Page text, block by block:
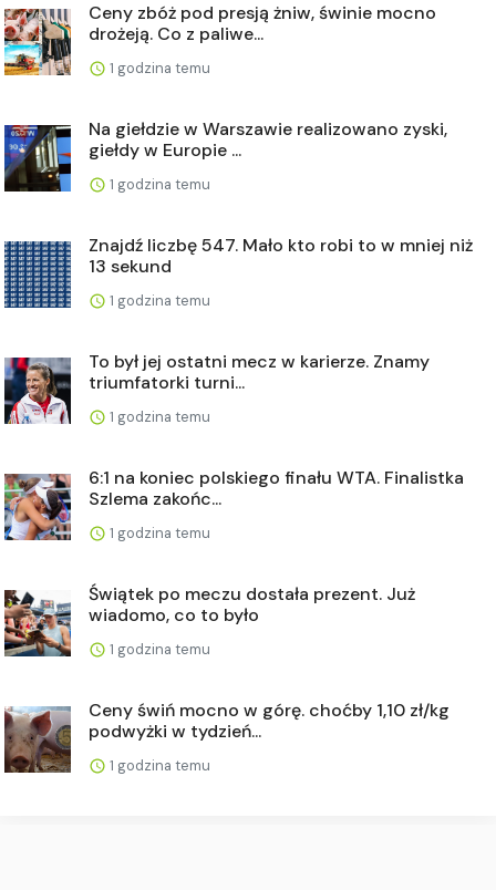
Ceny zbóż pod presją żniw, świnie mocno
drożeją. Co z paliwe...
1 godzina temu
Na giełdzie w Warszawie realizowano zyski,
giełdy w Europie ...
1 godzina temu
Znajdź liczbę 547. Mało kto robi to w mniej niż
13 sekund
1 godzina temu
To był jej ostatni mecz w karierze. Znamy
triumfatorki turni...
1 godzina temu
6:1 na koniec polskiego finału WTA. Finalistka
Szlema zakońc...
1 godzina temu
Świątek po meczu dostała prezent. Już
wiadomo, co to było
1 godzina temu
Ceny świń mocno w górę. choćby 1,10 zł/kg
podwyżki w tydzień...
1 godzina temu